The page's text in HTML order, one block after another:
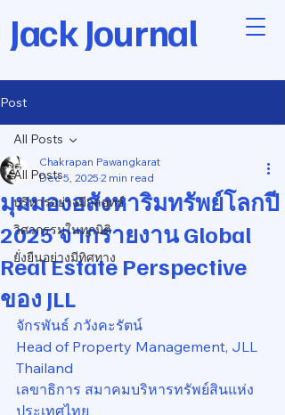
Jack Journal
Post
All Posts
บริหารอย่างมีกลยุทธ์
วิศวกรรมในทุกมิติ
ยั่งยืนอย่างมีทิศทาง
All Posts
มุมมองอสังหาริมทรัพย์โลกปี
2025 จากรายงาน Global
Real Estate Perspective
ของ JLL
Chakrapan Pawangkarat
Dec 5, 2025 2 min read
จักรพันธ์ ภวังคะรัตน์
Head of Property Management, JLL
Thailand
เลขาธิการ สมาคมบริหารทรัพย์สินแห่ง
ประเทศไทย